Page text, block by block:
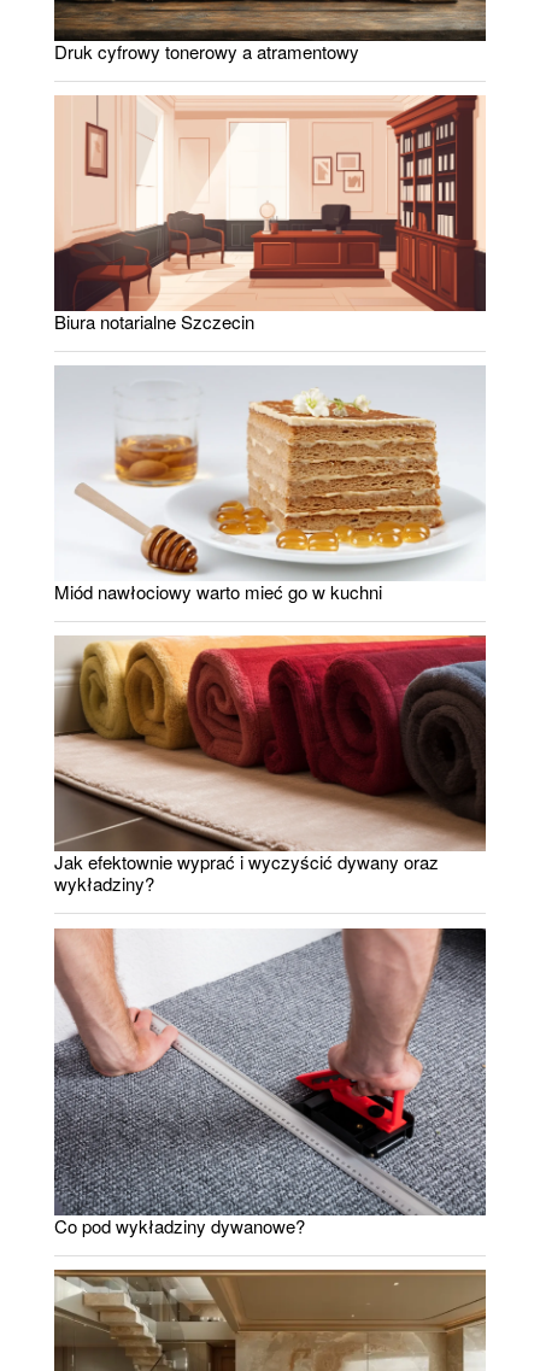
Druk cyfrowy tonerowy a atramentowy
Biura notarialne Szczecin
Miód nawłociowy warto mieć go w kuchni
Jak efektownie wyprać i wyczyścić dywany oraz
wykładziny?
Co pod wykładziny dywanowe?